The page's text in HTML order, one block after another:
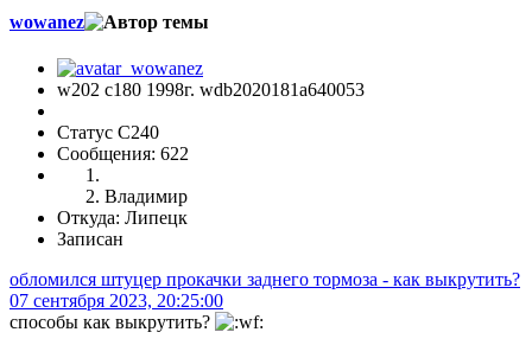
wowanez
w202 c180 1998г. wdb2020181a640053
Статус C240
Сообщения: 622
Владимир
Откуда: Липецк
Записан
обломился штуцер прокачки заднего тормоза - как выкрутить?
07 сентября 2023, 20:25:00
способы как выкрутить?